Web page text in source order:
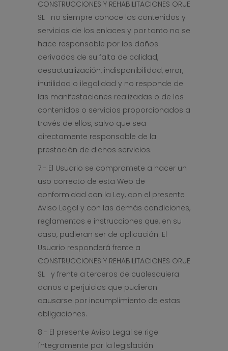
CONSTRUCCIONES Y REHABILITACIONES ORUE
SL no siempre conoce los contenidos y
servicios de los enlaces y por tanto no se
hace responsable por los daños
derivados de su falta de calidad,
desactualización, indisponibilidad, error,
inutilidad o ilegalidad y no responde de
las manifestaciones realizadas o de los
contenidos o servicios proporcionados a
través de ellos, salvo que sea
directamente responsable de la
prestación de dichos servicios.
7.- El Usuario se compromete a hacer un
uso correcto de esta Web de
conformidad con la Ley, con el presente
Aviso Legal y con las demás condiciones,
reglamentos e instrucciones que, en su
caso, pudieran ser de aplicación. El
Usuario responderá frente a
CONSTRUCCIONES Y REHABILITACIONES ORUE
SL y frente a terceros de cualesquiera
daños o perjuicios que pudieran
causarse por incumplimiento de estas
obligaciones.
8.- El presente Aviso Legal se rige
íntegramente por la legislación